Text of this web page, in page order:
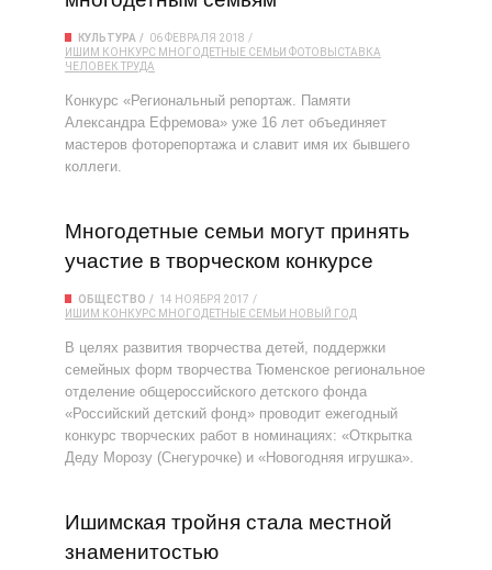
КУЛЬТУРА
06 ФЕВРАЛЯ 2018
ИШИМ КОНКУРС МНОГОДЕТНЫЕ СЕМЬИ ФОТОВЫСТАВКА
ЧЕЛОВЕК ТРУДА
Конкурс «Региональный репортаж. Памяти
Александра Ефремова» уже 16 лет объединяет
мастеров фоторепортажа и славит имя их бывшего
коллеги.
Многодетные семьи могут принять
участие в творческом конкурсе
ОБЩЕСТВО
14 НОЯБРЯ 2017
ИШИМ КОНКУРС МНОГОДЕТНЫЕ СЕМЬИ НОВЫЙ ГОД
В целях развития творчества детей, поддержки
семейных форм творчества Тюменское региональное
отделение общероссийского детского фонда
«Российский детский фонд» проводит ежегодный
конкурс творческих работ в номинациях: «Открытка
Деду Морозу (Снегурочке) и «Новогодняя игрушка».
Ишимская тройня стала местной
знаменитостью